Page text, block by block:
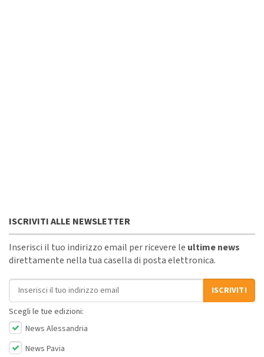
ISCRIVITI ALLE NEWSLETTER
Inserisci il tuo indirizzo email per ricevere le ultime news
direttamente nella tua casella di posta elettronica.
Indirizzo email
ISCRIVITI
Scegli le tue edizioni:
News Alessandria
News Pavia